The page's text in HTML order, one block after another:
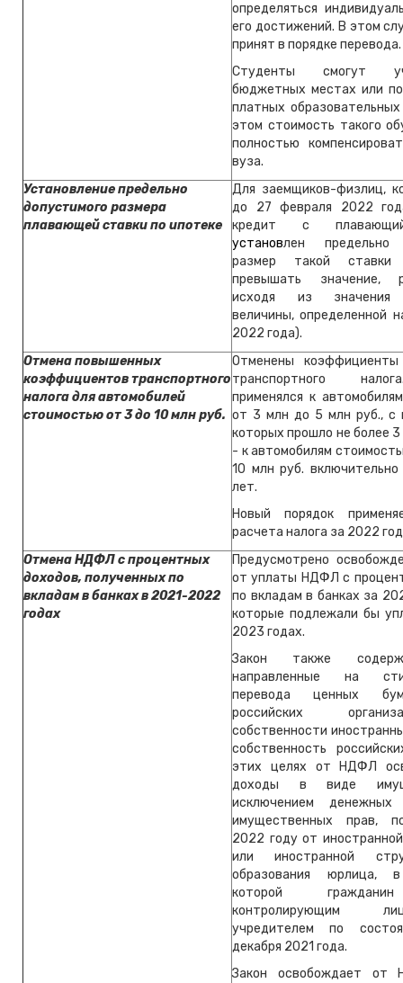
определяться
его достижений. В этом
принят в порядке перевода.
Студенты смогут
бюджетных местах или
платных
этом стоимость такого
полностью
вуза.
Установление предельно
допустимого размера
плавающей ставки по ипотеке
Для заемщиков-физлиц,
до 27 февраля 2022
кредит с
установлен предельно
размер такой
превышать значение,
исходя из значения
величины, определенной
2022 года).
Отмена повышенных
коэффициентов транспортного
налога для автомобилей
стоимостью от 3 до 10 млн руб.
Отменены
транспортного
применялся к
от 3 млн до 5 млн руб., с
которых прошло не более
- к автомобилям
10 млн руб.
лет.
Новый порядок
расчета налога за 2022
Отмена НДФЛ с процентных
доходов, полученных по
вкладам в банках в 2021-2022
годах
Предусмотрено
от уплаты НДФЛ с
по вкладам в банках за
которые подлежали бы
2023 годах.
Закон также
направленные на
перевода ценных
российских
собственности
собственность
этих целях от НДФЛ
доходы в виде
исключением
имущественных прав,
2022 году от
или иностранной
образования юрлица,
которой
контролирующим
учредителем по
декабря 2021 года.
Закон освобождает